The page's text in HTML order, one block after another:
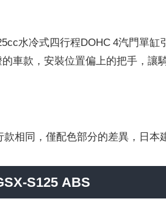
水冷式四行程DOHC 4汽門單
車款，安裝位置偏上的把手，讓
相同，僅配色部分的差異，日本
S125 ABS